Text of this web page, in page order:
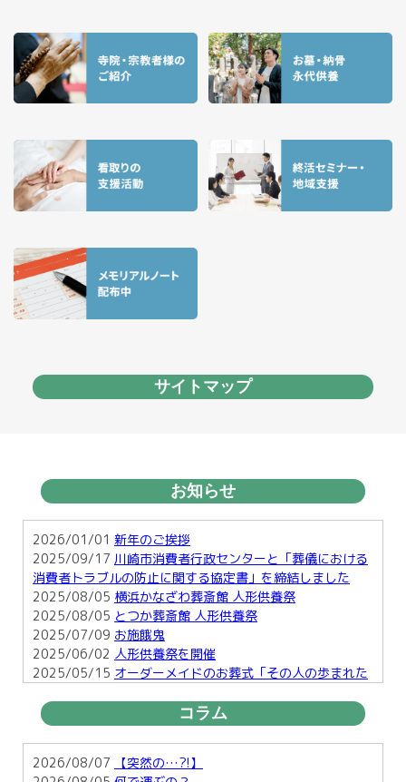
サイトマップ
お知らせ
2026/01/01 新年のご挨拶
2025/09/17 川崎市消費者行政センターと「葬儀における
消費者トラブルの防止に関する協定書」を締結しました
2025/08/05 横浜かなざわ葬斎館 人形供養祭
2025/08/05 とつか葬斎館 人形供養祭
2025/07/09 お施餓鬼
2025/06/02 人形供養祭を開催
2025/05/15 オーダーメイドのお葬式「その人の歩まれた
2025/03/25
2025/01/29 横須賀で行う明るい葬儀とは
2025/01/17 お正月のお楽しみ２
コラム
2026/08/07
【突然の…?!】